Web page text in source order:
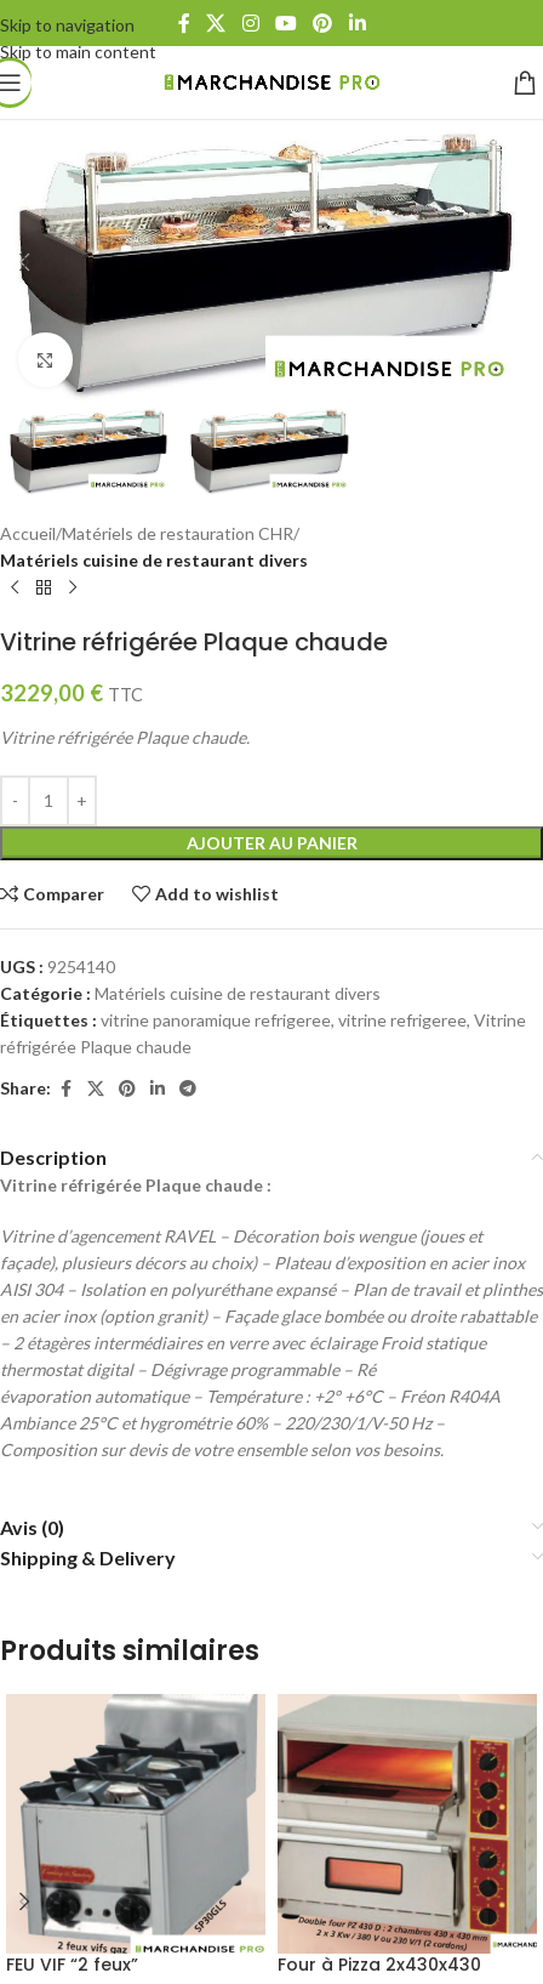
Skip to navigation
Skip to main content
Click to enlarge
Accueil Matériels de restauration CHR
Matériels cuisine de restaurant divers
Vitrine réfrigérée Plaque chaude
3229,00 € TTC
Vitrine réfrigérée Plaque chaude.
AJOUTER AU PANIER
Comparer Add to wishlist
UGS : 9254140
Catégorie : Matériels cuisine de restaurant divers
Étiquettes : vitrine panoramique refrigeree, vitrine refrigeree, Vitrine
réfrigérée Plaque chaude
Share:
Description
Vitrine réfrigérée Plaque chaude :
Vitrine d’agencement RAVEL – Décoration bois wengue (joues et
façade), plusieurs décors au choix) – Plateau d’exposition en acier inox
AISI 304 – Isolation en polyuréthane expansé – Plan de travail et plinthes
en acier inox (option granit) – Façade glace bombée ou droite rabattable
– 2 étagères intermédiaires en verre avec éclairage Froid statique
thermostat digital – Dégivrage programmable – Ré
évaporation automatique – Température : +2° +6°C – Fréon R404A
Ambiance 25°C et hygrométrie 60% – 220/230/1/V-50 Hz –
Composition sur devis de votre ensemble selon vos besoins.
Avis (0)
Shipping & Delivery
Produits similaires
FEU VIF “2 feux” Four à Pizza 2x430x430